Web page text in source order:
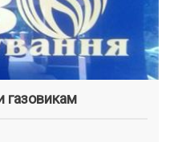
газовикам